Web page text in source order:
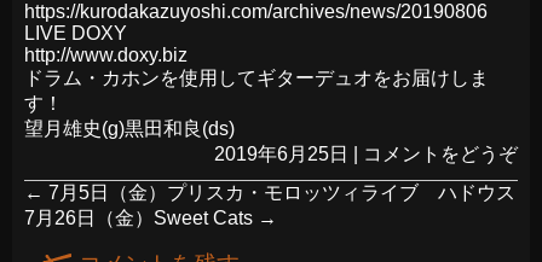
https://kurodakazuyoshi.com/archives/news/20190806
LIVE DOXY
http://www.doxy.biz
ドラム・カホンを使用してギターデュオをお届けしま
す！
望月雄史(g)黒田和良(ds)
2019年6月25日
コメントをどうぞ
← 7月5日（金）プリスカ・モロッツィライブ ハドウス
7月26日（金）Sweet Cats →